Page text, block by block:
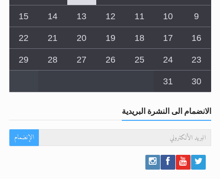
9
10
11
12
13
14
15
16
17
18
19
20
21
22
23
24
25
26
27
28
29
30
31
الانضمام الى النشرة البريدية
الإنضمام